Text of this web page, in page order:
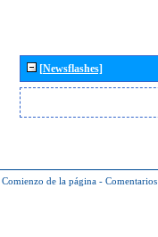
[Newsflashes]
Comienzo de la página - Comentarios